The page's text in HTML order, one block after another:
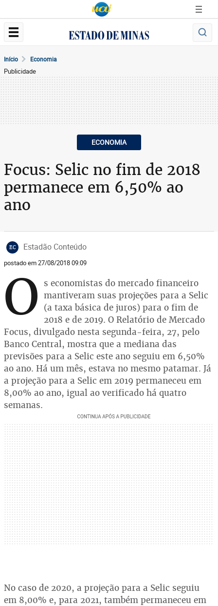
Início Economia
Publicidade
ECONOMIA
Focus: Selic no fim de 2018
permanece em 6,50% ao
ano
EC Estadão Conteúdo
postado em 27/08/2018 09:09
O
s economistas do mercado financeiro
mantiveram suas projeções para a Selic
(a taxa básica de juros) para o fim de
2018 e de 2019. O Relatório de Mercado
Focus, divulgado nesta segunda-feira, 27, pelo
Banco Central, mostra que a mediana das
previsões para a Selic este ano seguiu em 6,50%
ao ano. Há um mês, estava no mesmo patamar. Já
a projeção para a Selic em 2019 permaneceu em
8,00% ao ano, igual ao verificado há quatro
semanas.
No caso de 2020, a projeção para a Selic seguiu
em 8,00% e, para 2021, também permaneceu em